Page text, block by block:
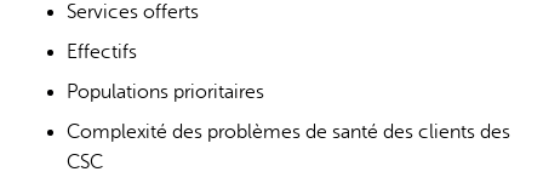
Services offerts
Effectifs
Populations prioritaires
Complexité des problèmes de santé des clients des
CSC